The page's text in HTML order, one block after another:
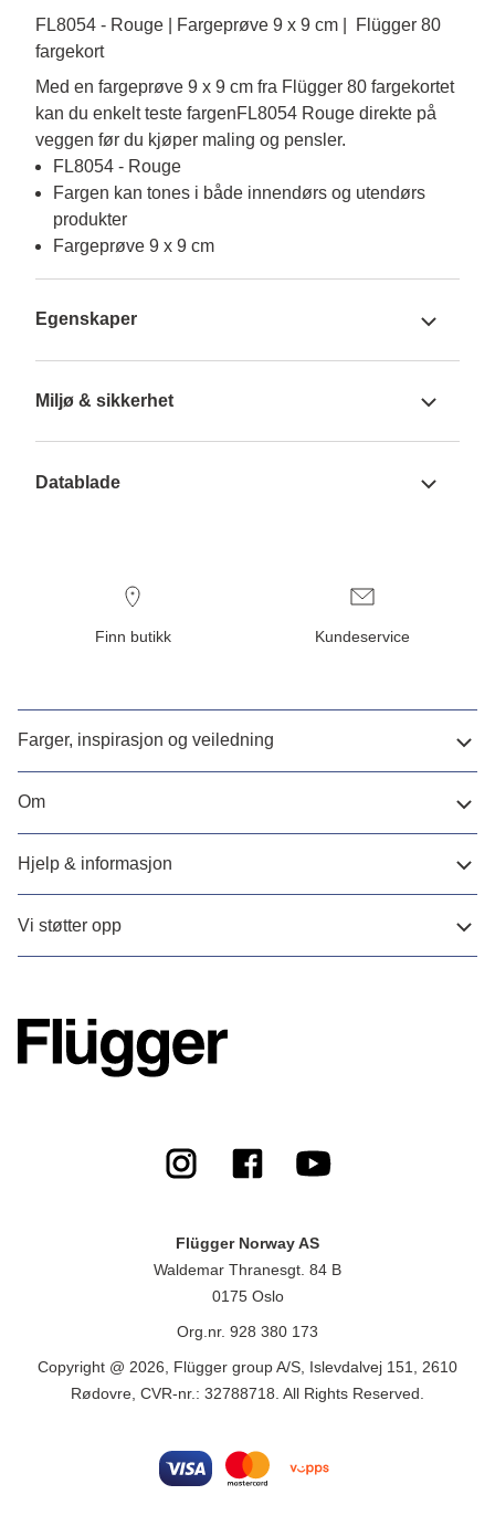
FL8054 - Rouge | Fargeprøve 9 x 9 cm | Flügger 80
fargekort
Med en fargeprøve 9 x 9 cm fra Flügger 80 fargekortet
kan du enkelt teste fargenFL8054 Rouge direkte på
veggen før du kjøper maling og pensler.
FL8054 - Rouge
Fargen kan tones i både innendørs og utendørs
produkter
Fargeprøve 9 x 9 cm
Egenskaper
Miljø & sikkerhet
Datablade
Finn butikk Kundeservice
Farger, inspirasjon og veiledning
Om
Hjelp & informasjon
Vi støtter opp
Flügger Norway AS
Waldemar Thranesgt. 84 B
0175 Oslo
Org.nr. 928 380 173
Copyright @ 2026, Flügger group A/S, Islevdalvej 151, 2610
Rødovre, CVR-nr.: 32788718. All Rights Reserved.